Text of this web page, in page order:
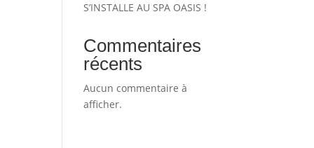
S’INSTALLE AU SPA OASIS !
Commentaires
récents
Aucun commentaire à
afficher.